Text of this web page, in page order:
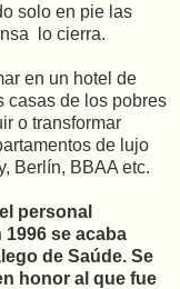
solo en pie las
lo cierra.
en un hotel de
casas de los pobres
o transformar
de lujo
Berlín, BBAA etc.
personal
se acaba
de Saúde. Se
honor al que fue